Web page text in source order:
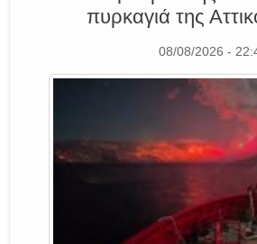
πυρκαγιά της
08/08/2026 -